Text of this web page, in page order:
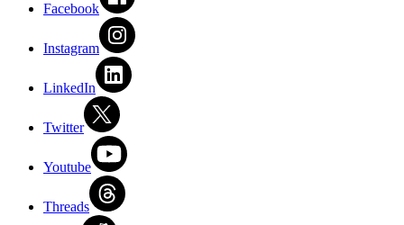
Facebook
Instagram
LinkedIn
Twitter
Youtube
Threads